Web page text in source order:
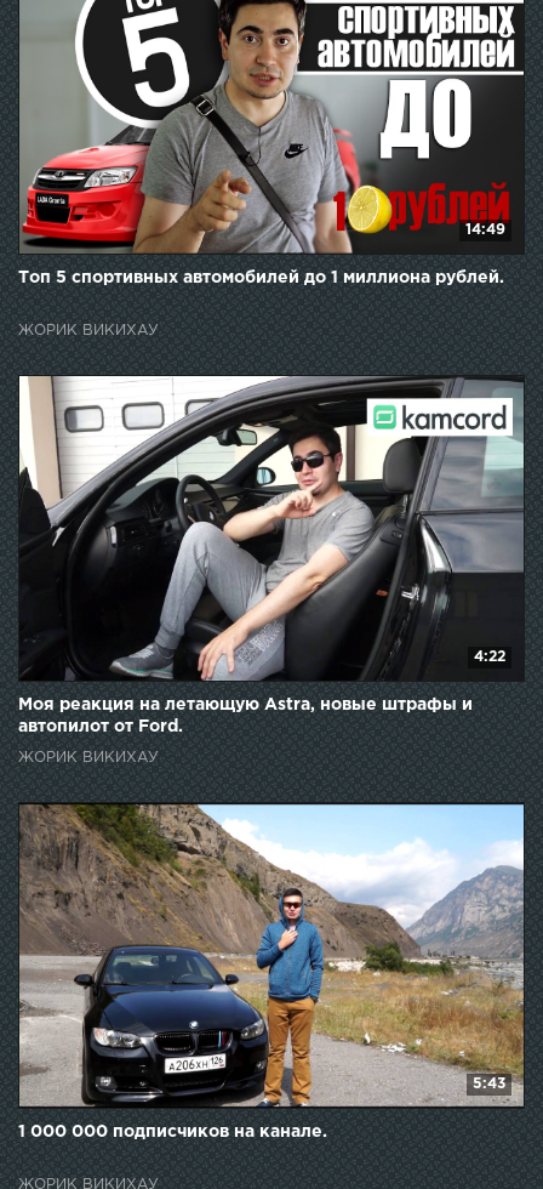
14:49
Топ 5 спортивных автомобилей до 1 миллиона рублей.
ЖОРИК ВИКИХАУ
4:22
Моя реакция на летающую Astra, новые штрафы и
автопилот от Ford.
ЖОРИК ВИКИХАУ
5:43
1 000 000 подписчиков на канале.
ЖОРИК ВИКИХАУ